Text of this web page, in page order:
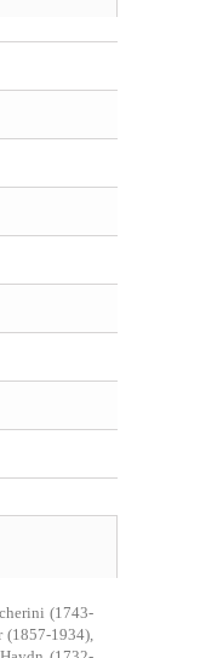
(1743-
(1857-1934),